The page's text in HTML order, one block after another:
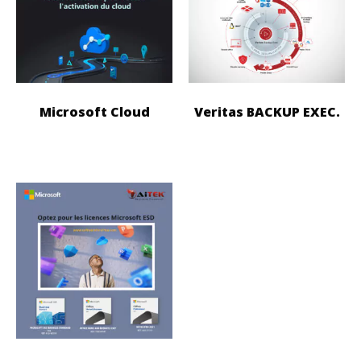
Microsoft Cloud Veritas BACKUP EXEC.